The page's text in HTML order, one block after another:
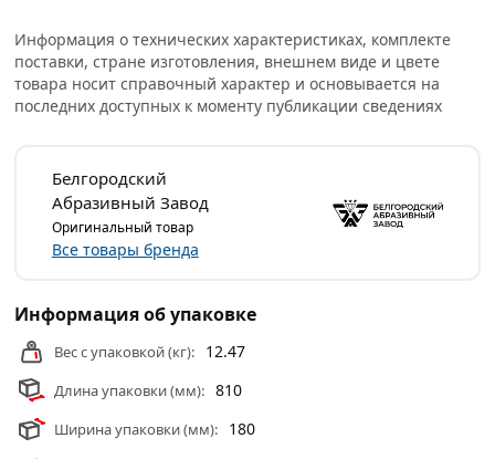
свяжутся с Вами для согласования условий доставки
или самовывоза.
Условия доставки и цены на товар Шлифовальная
шкурка на тканевой основе водостойкая 800 мм, 30 м
материалыдействительны в Москве и области.
Информация о технических характеристиках, комплекте
поставки, стране изготовления, внешнем виде и цвете
товара носит справочный характер и основывается на
последних доступных к моменту публикации сведениях
Белгородский
Абразивный Завод
Оригинальный товар
Все товары бренда
Информация об упаковке
Вес с упаковкой (кг): 12.47
Длина упаковки (мм): 810
Ширина упаковки (мм): 180